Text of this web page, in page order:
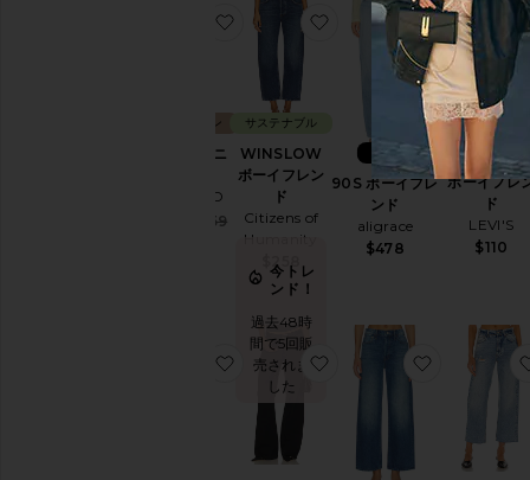
BELLA デニ
GRLFRND
Sale price:
Previous price:
$259
コレクション
お気に入りBELLA デニム
WINSLOW
ボーイフレン
ド
Citizens of
Humanity
$258
サステナブル
お気に入りWINSLOW
90S ボーイフレ
ンド
aligrace
$478
お気に入り
EASY DAD
ボーイフレ
ド
LEVI'S
$110
お気に入りデニム
今トレ
ンド！
過去48時
間で5回販
売されま
した
お気に入りBOPHA デニ
お気に入